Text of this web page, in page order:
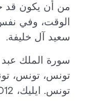
من أن يكون
الوقت، وفي
سعيد آل خليفة.
سورة الملك عبد
تونس، تونس،